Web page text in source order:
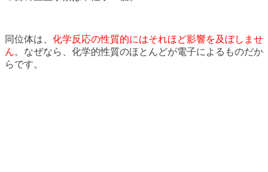
同位体は、 化学反応の性質的にはそれほど影響を及ぼしませ
ん。なぜなら、化学的性質のほとんどが電子によるものだか
らです。